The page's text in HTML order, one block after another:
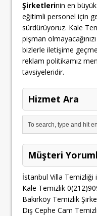
Şirketlerinin en
eğitimli personel için
sürdürüyoruz. Kale
pişman
bizlerle iletişime
reklam politikamız
tavsiyeleridir.
Hizmet Ara
Müşteri
İstanbul Villa Temizliği
Kale Temizlik
Bakırköy Temizlik
Dış Cephe Cam